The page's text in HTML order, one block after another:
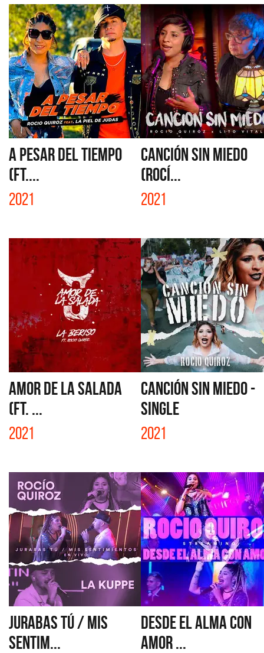
A PESAR DEL TIEMPO
(FT....
2021
CANCIÓN SIN MIEDO
(ROCÍ...
2021
AMOR DE LA SALADA
(FT. ...
2021
CANCIÓN SIN MIEDO -
SINGLE
2021
JURABAS TÚ / MIS
SENTIM...
DESDE EL ALMA CON
AMOR ...